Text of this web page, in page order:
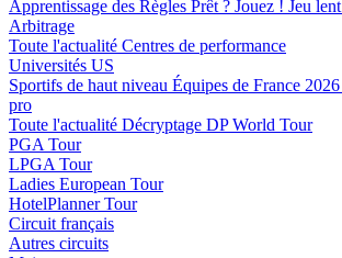
Apprentissage des Règles Prêt ? Jouez ! Jeu lent
Arbitrage
Toute l'actualité Centres de performance
Universités US
Sportifs de haut niveau Équipes de France 2026
pro
Toute l'actualité Décryptage DP World Tour
PGA Tour
LPGA Tour
Ladies European Tour
HotelPlanner Tour
Circuit français
Autres circuits